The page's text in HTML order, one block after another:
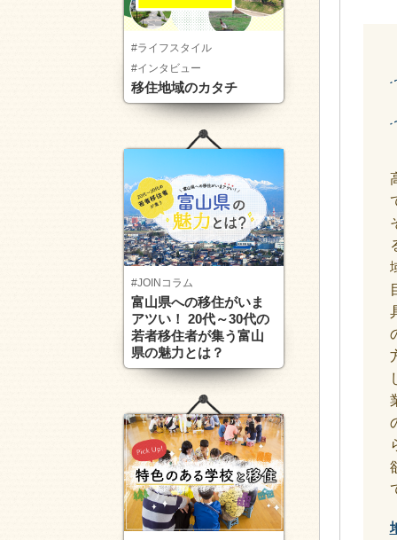
#ライフスタイル
#インタビュー
移住地域のカタチ
#JOINコラム
富山県への移住がいま
アツい！ 20代～30代の
若者移住者が集う富山
県の魅力とは？